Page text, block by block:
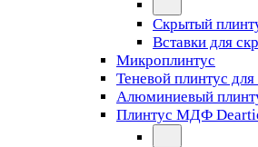
Скрытый
Вставки для
Микроплинтус
Теневой плинтус для
Алюминиевый
Плинтус МДФ